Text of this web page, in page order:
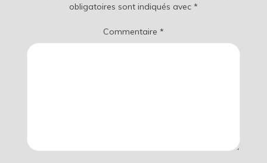
obligatoires sont indiqués avec *
Commentaire *